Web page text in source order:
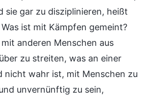
sie gar zu disziplinieren, heißt
ist mit Kämpfen gemeint?
anderen Menschen aus
zu streiten, was an einer
nicht wahr ist, mit Menschen zu
unvernünftig zu sein,